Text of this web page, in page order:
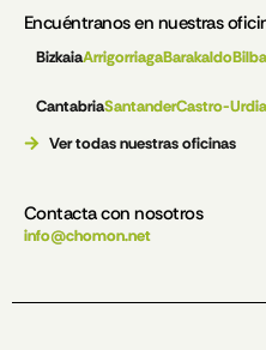
Encuéntranos en nuestras
BizkaiaArrigorriagaBarakaldo
CantabriaSantanderCastro-
Ver todas nuestras oficinas
Contacta con nosotros
info@chomon.net